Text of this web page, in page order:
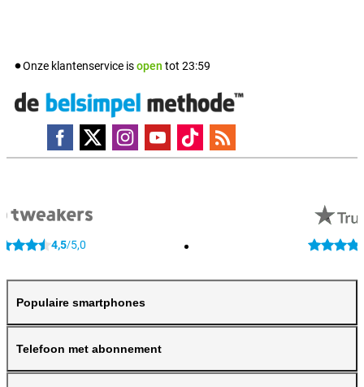
Onze klantenservice isopen tot 23:59
4,5/5,0
Populaire smartphones
Telefoon met abonnement